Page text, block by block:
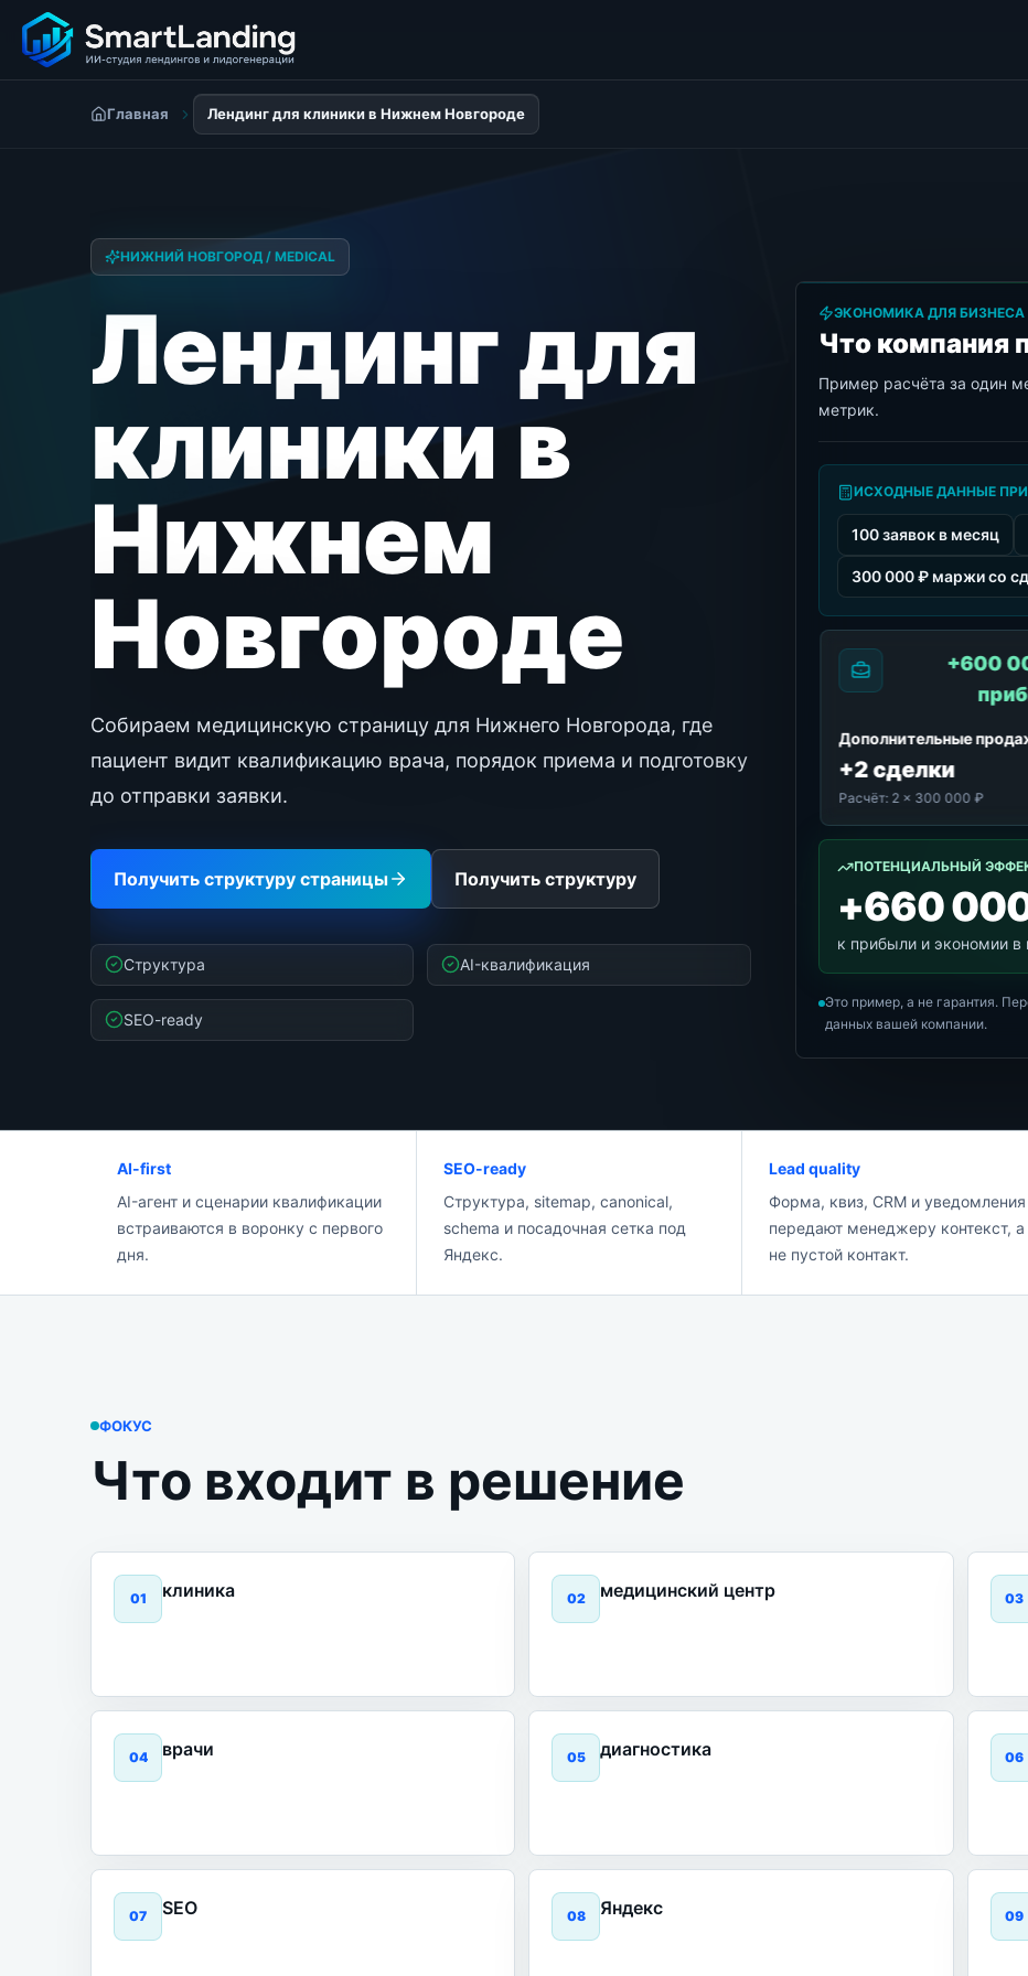
Главная Лендинг для клиники в Нижнем Новгороде
НИЖНИЙ НОВГОРОД / MEDICAL
Лендинг для
клиники в
Нижнем
Новгороде
Собираем медицинскую страницу для Нижнего Новгорода, где
пациент видит квалификацию врача, порядок приема и подготовку
до отправки заявки.
Получить структуру страницы Получить структуру
Структура AI-квалификация
SEO-ready
ЭКОНОМИКА ДЛЯ БИЗНЕСА
Что компания
Пример расчёта за один
метрик.
ИСХОДНЫЕ ДАННЫЕ
100 заявок в месяц
300 000 ₽ маржи со
+600
Дополнительные
+2 сделки
Расчёт:2 × 300 000 ₽
ПОТЕНЦИАЛЬНЫЙ
+660
к прибыли и экономии в
Это пример, а не гарантия.
данных вашей компании.
AI-first
AI-агент и сценарии квалификации
встраиваются в воронку с первого
дня.
SEO-ready
Структура, sitemap, canonical,
schema и посадочная сетка под
Яндекс.
Lead quality
Форма, квиз, CRM и уведомления
передают менеджеру контекст, а
не пустой контакт.
ФОКУС
Что входит в решение
01 клиника 02 медицинский центр 03
04 врачи 05 диагностика 06
07 SEO 08 Яндекс 09